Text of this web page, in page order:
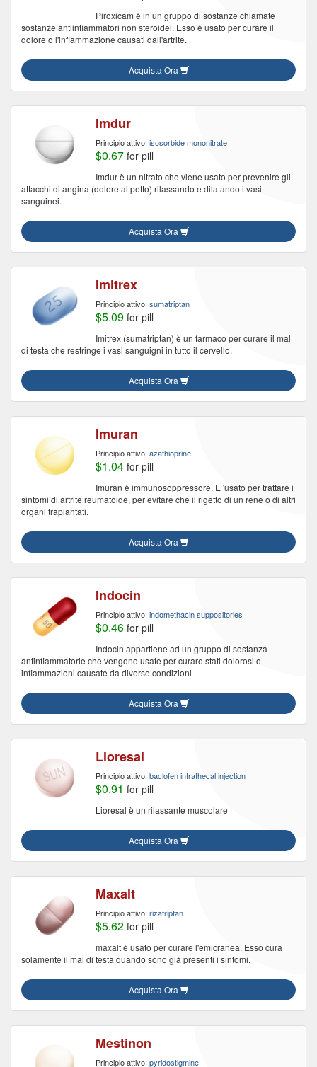
Piroxicam è in un gruppo di sostanze chiamate
sostanze antiinfiammatori non steroidei. Esso è usato per curare il
dolore o l'infiammazione causati dall'artrite.
Acquista Ora
Imdur
Principio attivo: isosorbide mononitrate
$0.67 for pill
Imdur è un nitrato che viene usato per prevenire gli
attacchi di angina (dolore al petto) rilassando e dilatando i vasi
sanguinei.
Acquista Ora
Imitrex
Principio attivo: sumatriptan
$5.09 for pill
Imitrex (sumatriptan) è un farmaco per curare il mal
di testa che restringe i vasi sanguigni in tutto il cervello.
Acquista Ora
Imuran
Principio attivo: azathioprine
$1.04 for pill
Imuran è immunosoppressore. E 'usato per trattare i
sintomi di artrite reumatoide, per evitare che il rigetto di un rene o di altri
organi trapiantati.
Acquista Ora
Indocin
Principio attivo: indomethacin suppositories
$0.46 for pill
Indocin appartiene ad un gruppo di sostanza
antinfiammatorie che vengono usate per curare stati dolorosi o
infiammazioni causate da diverse condizioni
Acquista Ora
Lioresal
Principio attivo: baclofen intrathecal injection
$0.91 for pill
Lioresal è un rilassante muscolare
Acquista Ora
Maxalt
Principio attivo: rizatriptan
$5.62 for pill
maxalt è usato per curare l'emicranea. Esso cura
solamente il mal di testa quando sono già presenti i sintomi.
Acquista Ora
Mestinon
Principio attivo: pyridostigmine